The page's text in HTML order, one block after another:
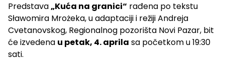
Predstava„Kuća na granici“ rađena po tekstu
Sławomira Mrożeka, u adaptaciji i režiji Andreja
Cvetanovskog, Regionalnog pozorišta Novi Pazar, bit
će izvedena u petak, 4. aprila sa početkom u 19:30
sati.